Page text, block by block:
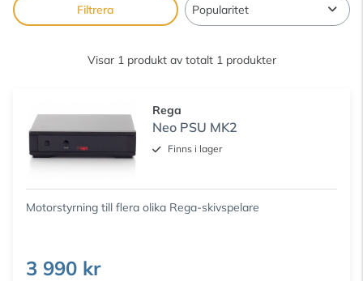
Filtrera
Visar 1 produkt av totalt 1 produkter
Rega
Neo PSU MK2
Finns i lager
Motorstyrning till flera olika Rega-skivspelare
3 990 kr